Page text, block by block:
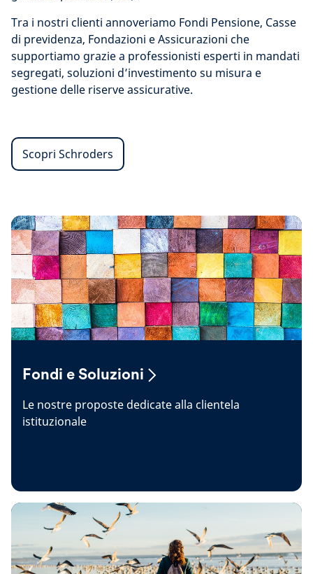
Tra i nostri clienti annoveriamo Fondi Pensione, Casse
di previdenza, Fondazioni e Assicurazioni che
supportiamo grazie a professionisti esperti in mandati
segregati, soluzioni d’investimento su misura e
gestione delle riserve assicurative.
Scopri Schroders
Fondi e Soluzioni
Le nostre proposte dedicate alla clientela
istituzionale